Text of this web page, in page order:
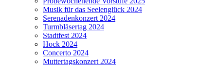
Musik für das Seelenglück 2024
Serenadenkonzert 2024
Turmbläsertag 2024
Stadtfest 2024
Hock 2024
Concerto 2024
Muttertagskonzert 2024